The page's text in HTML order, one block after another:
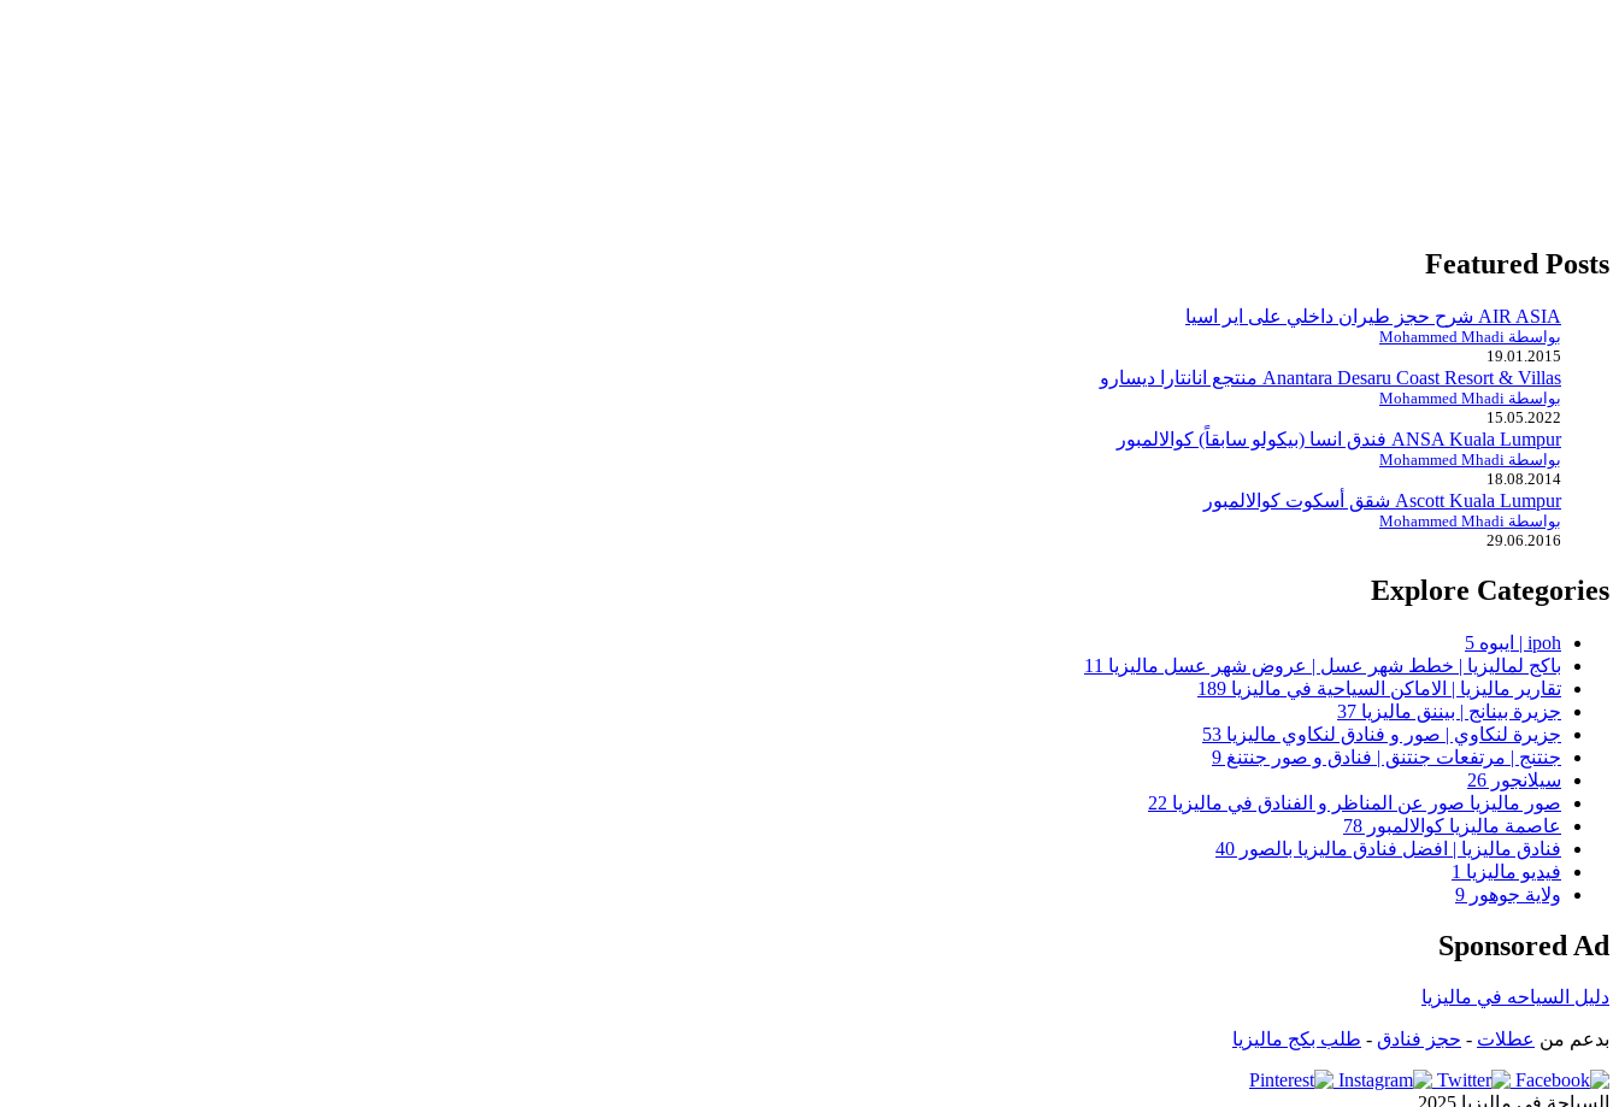
Featured Posts
AIR ASIA شرح حجز طيران داخلي على اير اسيا
بواسطة Mohammed Mhadi
19.01.2015
Anantara Desaru Coast Resort & Villas منتجع انانتارا ديسارو
بواسطة Mohammed Mhadi
15.05.2022
ANSA Kuala Lumpur فندق انسا (بيكولو سابقاً) كوالالمبور
بواسطة Mohammed Mhadi
18.08.2014
Ascott Kuala Lumpur شقق أسكوت كوالالمبور
بواسطة Mohammed Mhadi
29.06.2016
Explore Categories
ipoh | ايبوه
5
باكج لماليزيا | خطط شهر عسل | عروض شهر عسل ماليزيا 11
تقارير ماليزيا | الاماكن السياحية في ماليزيا 189
جزيرة بينانج | بيننق ماليزيا 37
جزيرة لنكاوي | صور و فنادق لنكاوي ماليزيا 53
جنتنج | مرتفعات جنتنق | فنادق و صور جنتنغ 9
سيلانجور 26
صور ماليزيا صور عن المناظر و الفنادق في ماليزيا 22
عاصمة ماليزيا كوالالمبور 78
فنادق ماليزيا | افضل فنادق ماليزيا بالصور 40
فيديو ماليزيا 1
ولاية جوهور 9
Sponsored Ad
دليل السياحه في ماليزيا
بدعم من عطلات - حجز فنادق - طلب بكج ماليزيا